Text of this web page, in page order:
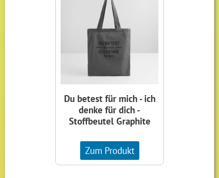
Du betest für mich - ich
denke für dich -
Stoffbeutel Graphite
Zum Produkt